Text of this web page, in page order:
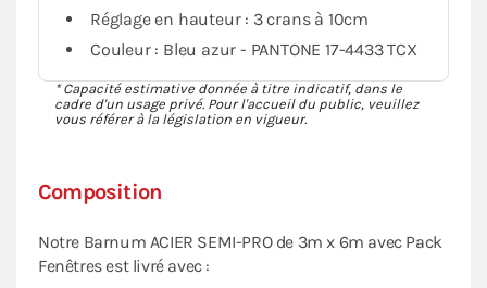
Composition
Notre Barnum ACIER SEMI-PRO de 3m x 6m avec Pack
Fenêtres est livré avec :
Réglage en hauteur : 3 crans à 10cm
Couleur : Bleu azur - PANTONE 17-4433 TCX
* Capacité estimative donnée à titre indicatif, dans le
cadre d'un usage privé. Pour l'accueil du public, veuillez
vous référer à la législation en vigueur.